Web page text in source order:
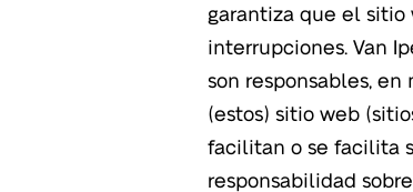
garantiza que el sitio
interrupciones. Van
son responsables,
(estos) sitio web
facilitan o se facilita
responsabilidad